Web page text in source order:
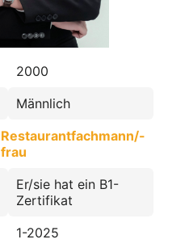
2000
Männlich
Restaurantfachmann/-
frau
Er/sie hat ein B1-
Zertifikat
1-2025